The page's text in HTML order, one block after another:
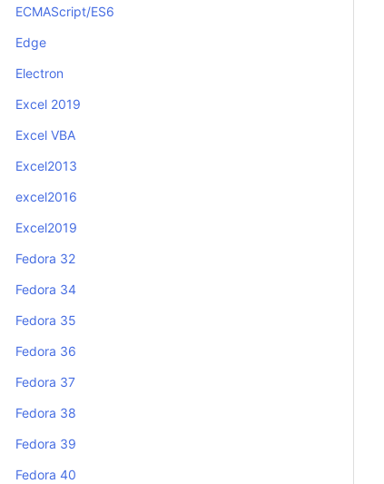
ECMAScript/ES6
Edge
Electron
Excel 2019
Excel VBA
Excel2013
excel2016
Excel2019
Fedora 32
Fedora 34
Fedora 35
Fedora 36
Fedora 37
Fedora 38
Fedora 39
Fedora 40